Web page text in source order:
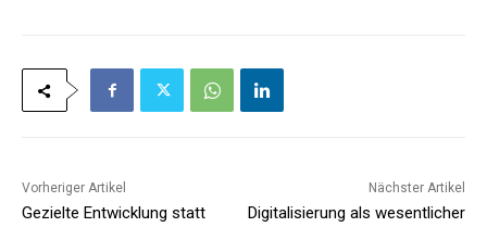
Vorheriger Artikel
Gezielte Entwicklung statt
Nächster Artikel
Digitalisierung als wesentlicher